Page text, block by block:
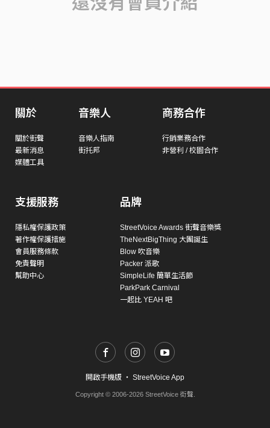
關於
關於街聲
最新消息
媒體工具
音樂人
音樂人指南
街托邦
商務合作
行銷業務合作
非營利 / 校園合作
支援服務
隱私權保護政策
著作權保護措施
會員服務條款
免責聲明
幫助中心
品牌
StreetVoice Awards 街聲音樂獎
TheNextBigThing 大團誕生
Blow 吹音樂
Packer 派歌
SimpleLife 簡單生活節
ParkPark Carnival
一起比 YEAH 吧
開啟手機版 ・ StreetVoice App
Copyright © 2006-2026 StreetVoice 街聲.